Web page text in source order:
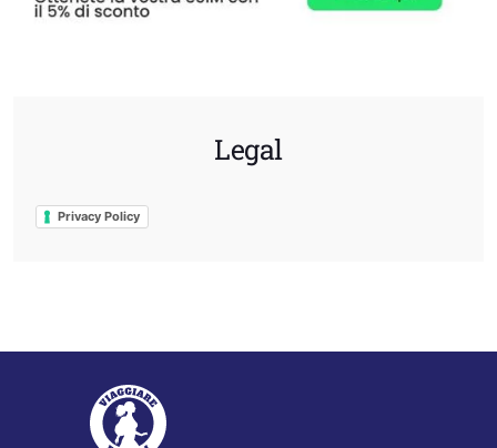
Legal
Privacy Policy